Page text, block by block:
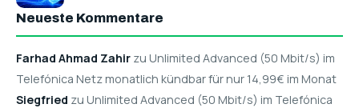
Neueste Kommentare
Farhad Ahmad Zahir zu Unlimited Advanced (50 Mbit/s) im
Telefónica Netz monatlich kündbar für nur 14,99€ im Monat
Siegfried zu Unlimited Advanced (50 Mbit/s) im Telefónica